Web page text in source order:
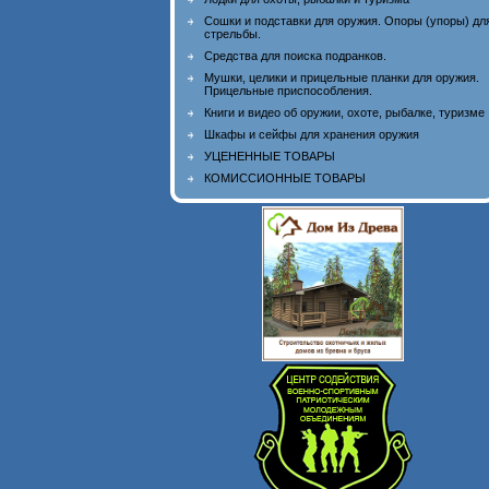
Сошки и подставки для оружия. Опоры (упоры)
стрельбы.
Средства для поиска подранков.
Мушки, целики и прицельные планки для оружия.
Прицельные приспособления.
Книги и видео об оружии, охоте, рыбалке, туризме
Шкафы и сейфы для хранения оружия
УЦЕНЕННЫЕ ТОВАРЫ
КОМИССИОННЫЕ ТОВАРЫ